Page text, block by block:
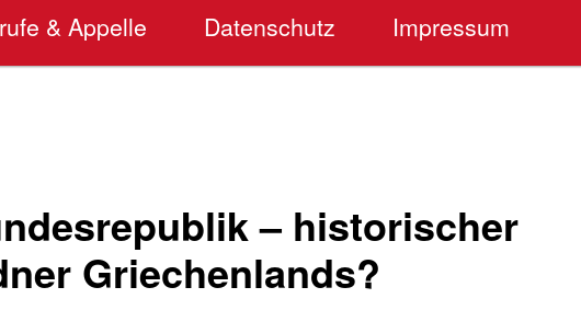
& Appelle Datenschutz Impressum
– historischer
Griechenlands?